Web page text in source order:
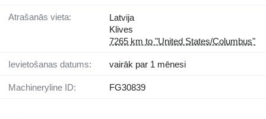
Atrašanās vieta:
Latvija
Klives
7265 km to "United States/Columbus"
Ievietošanas datums: vairāk par 1 mēnesi
Machineryline ID: FG30839